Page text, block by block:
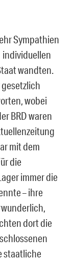
Sympathien
individuellen
wandten.
gesetzlich
wobei
BRD waren
mit dem
die
immer die
– ihre
dort die
staatliche